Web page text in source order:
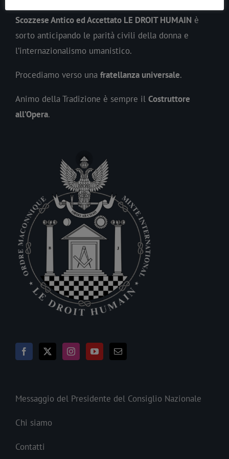
Scozzese Antico ed Accettato LE DROIT HUMAIN è
sorto anticipando le parità civili della donna e
l’internazionalismo umanistico.
Procediamo verso una fratellanza universale.
Animo della Tradizione è sempre il Costruttore
all’Opera.
Messaggio del Presidente del Consiglio Nazionale
Chi siamo
Contatti